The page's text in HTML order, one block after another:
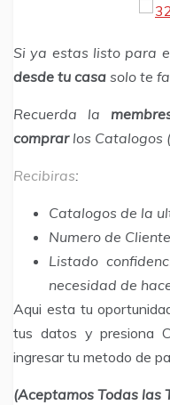
Si ya estas listo para
desde tu casa solo te
Recuerda la
comprarlos Catalogos
Recibiras:
Catalogos de la
Numero de Cliente
Listado
necesidad de
Aqui esta tu
tus datos y presiona
ingresar tu metodo de
(Aceptamos Todas las